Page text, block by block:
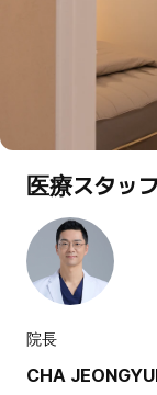
医療スタッ
院長
CHA